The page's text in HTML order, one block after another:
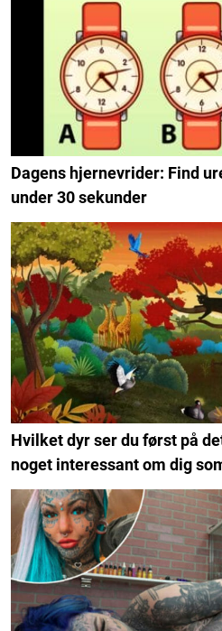
Dagens hjernevrider: Find
under 30 sekunder
Hvilket dyr ser du først på
noget interessant om dig